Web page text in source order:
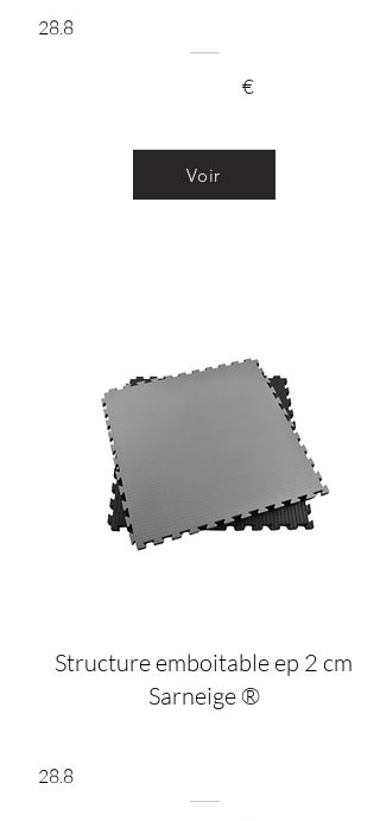
28.8
€
Voir
Structure emboitable ep 2 cm
Sarneige ®
28.8